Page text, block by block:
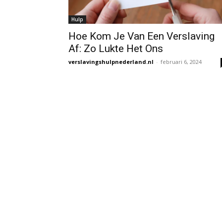
Hulp
Hoe Kom Je Van Een Verslaving
Af: Zo Lukte Het Ons
verslavingshulpnederland.nl - februari 6, 2024